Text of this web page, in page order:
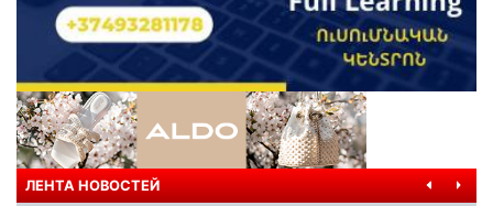
ЛЕНТА НОВОСТЕЙ